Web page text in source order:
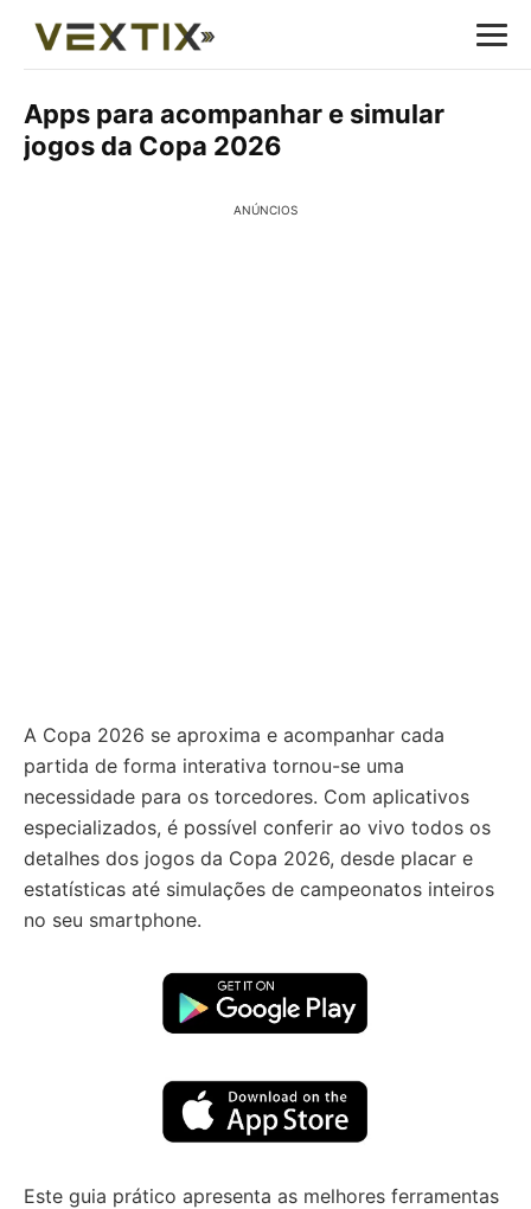
Apps para acompanhar e simular
jogos da Copa 2026
ANÚNCIOS
A Copa 2026 se aproxima e acompanhar cada
partida de forma interativa tornou-se uma
necessidade para os torcedores. Com aplicativos
especializados, é possível conferir ao vivo todos os
detalhes dos jogos da Copa 2026, desde placar e
estatísticas até simulações de campeonatos inteiros
no seu smartphone.
Este guia prático apresenta as melhores ferramentas